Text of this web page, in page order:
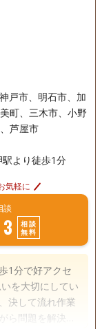
戸市、明石市、加
町、三木市、小野
芦屋市
より徒歩1分
気軽に
談
相談
無料
1分で好アクセ
を大切にしてい
決して流れ作業
ら問題を解決し